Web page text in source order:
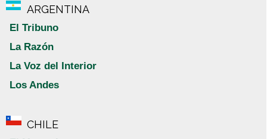
ARGENTINA
El Tribuno
La Razón
La Voz del Interior
Los Andes
CHILE